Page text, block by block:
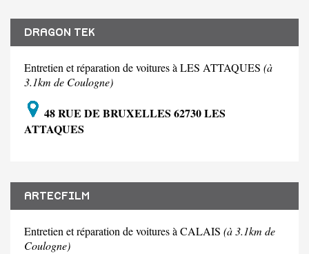
DRAGON TEK
Entretien et réparation de voitures à LES ATTAQUES (à
3.1km de Coulogne)
48 RUE DE BRUXELLES 62730 LES
ATTAQUES
ARTECFILM
Entretien et réparation de voitures à CALAIS (à 3.1km de
Coulogne)